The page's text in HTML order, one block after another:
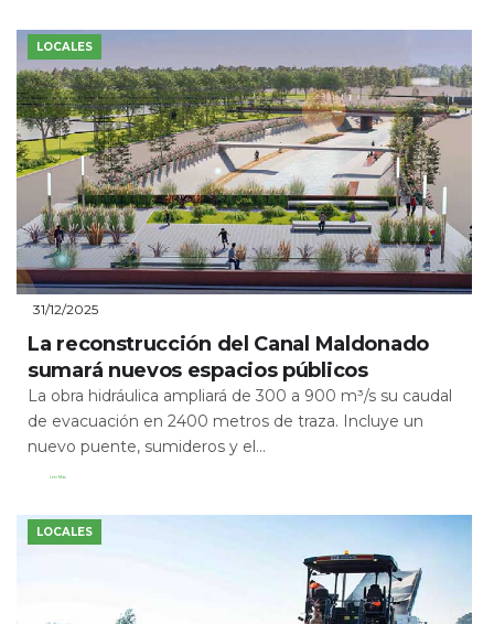
LOCALES
31/12/2025
La reconstrucción del Canal Maldonado
sumará nuevos espacios públicos
La obra hidráulica ampliará de 300 a 900 m³/s su caudal
de evacuación en 2400 metros de traza. Incluye un
nuevo puente, sumideros y el...
Leer Más
LOCALES